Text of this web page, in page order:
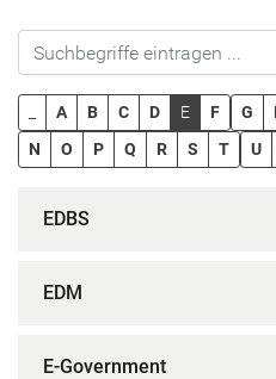
A B C D E F G
N
O P Q R S T U
EDBS
EDM
E-Government